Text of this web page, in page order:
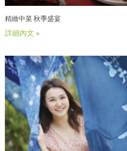
精緻中菜 秋季盛宴
詳細內文 »